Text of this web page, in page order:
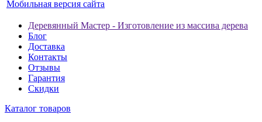
Мобильная версия сайта
Деревянный Мастер - Изготовление из массива дерева
Блог
Доставка
Контакты
Отзывы
Гарантия
Скидки
Каталог товаров